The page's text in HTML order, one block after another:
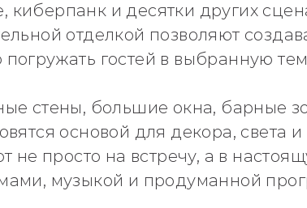
киберпанк и десятки других
отделкой позволяют
погружать гостей в выбранную
стены, большие окна, барные
основой для декора, света
не просто на встречу, а в
музыкой и продуманной